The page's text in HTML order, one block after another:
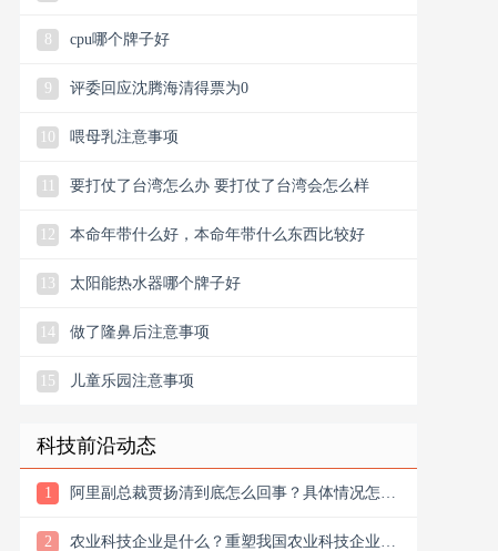
8 cpu哪个牌子好
9 评委回应沈腾海清得票为0
10 喂母乳注意事项
要打仗了台湾怎么办 要打仗了台湾会怎么样
12 本命年带什么好，本命年带什么东西比较好
13 太阳能热水器哪个牌子好
14 做了隆鼻后注意事项
15 儿童乐园注意事项
科技前沿动态
1
阿里副总裁贾扬清到底怎么回事？具体情况怎么
2
农业科技企业是什么？重塑我国农业科技企业版